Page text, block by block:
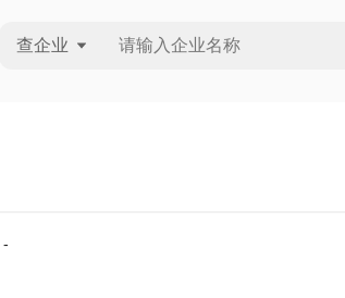
查企业
-